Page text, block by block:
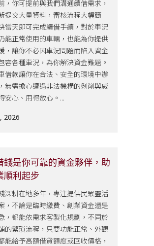
，你可提前與我們溝通續借需求，
提交大量資料，審核流程大幅簡
當天即可完成續借手續，對於車況
能正常使用的車輛，也能為你提供
，讓你不必因車況問題而陷入資金
容各種車況，為你解決資金難題。
借款讓你在合法、安全的環境中辦
無需擔心遭遇非法機構的剝削與威
安心、用得放心。...
2026
錢是你可靠的資金夥伴，助
順利起步
深耕在地多年，專注提供民眾靈活
，不論是臨時繳費、創業資金還是
，都能依需求客製化規劃，不同於
的繁瑣流程，只要功能正常、外觀
能給予高額借貸額度或回收價格，